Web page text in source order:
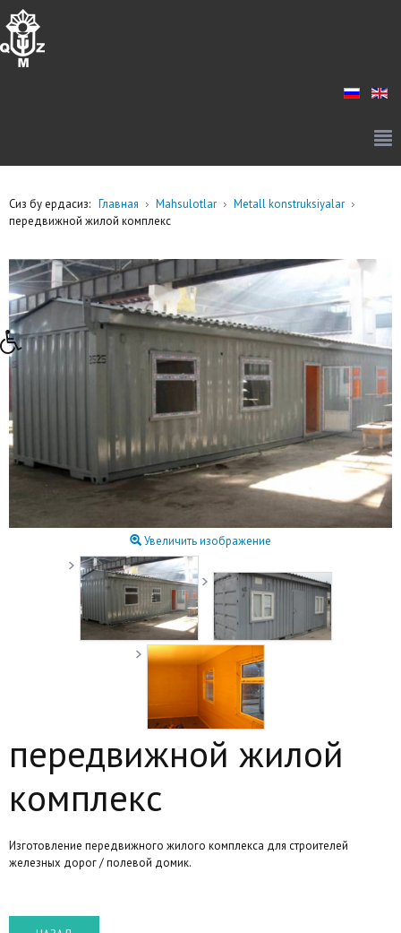
Сиз бу ердасиз: Главная Mahsulotlar
Metall konstruksiyalar
передвижной жилой комплекс
Увеличить изображение
передвижной жилой
комплекс
Изготовление передвижного жилого комплекса для строителей
железных дорог / полевой домик.